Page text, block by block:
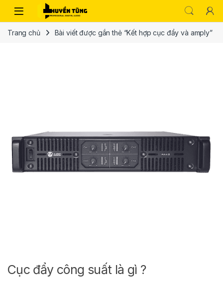
Trang chủ Bài viết được gắn thẻ “Kết hợp cục đẩy và amply”
Cục đẩy công suất là gì ?